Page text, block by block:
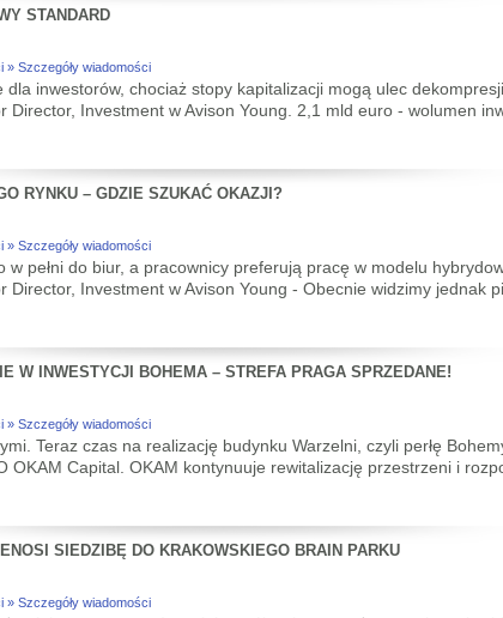
STANDARD
» Szczegóły wiadomości
dla inwestorów, chociaż stopy kapitalizacji mogą ulec
Director, Investment w Avison Young. 2,1 mld euro - wolumen
RYNKU – GDZIE SZUKAĆ OKAZJI?
» Szczegóły wiadomości
w pełni do biur, a pracownicy preferują pracę w modelu
Director, Investment w Avison Young - Obecnie widzimy jednak
W INWESTYCJI BOHEMA – STREFA PRAGA SPRZEDANE!
» Szczegóły wiadomości
Teraz czas na realizację budynku Warzelni, czyli perłę
OKAM Capital. OKAM kontynuuje rewitalizację przestrzeni i
SIEDZIBĘ DO KRAKOWSKIEGO BRAIN PARKU
» Szczegóły wiadomości